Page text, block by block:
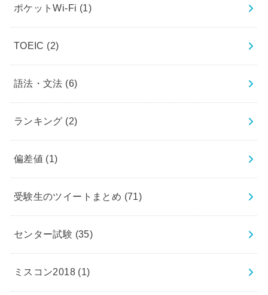
ポケットWi-Fi (1)
TOEIC (2)
語法・文法 (6)
ランキング (2)
偏差値 (1)
受験生のツイートまとめ (71)
センター試験 (35)
ミスコン2018 (1)